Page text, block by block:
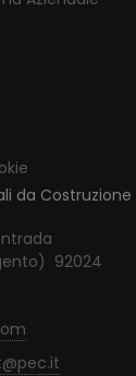
da Costruzione
92024